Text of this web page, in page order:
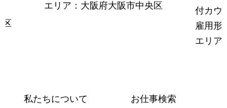
区
エリア：大阪府大阪市中央区
付カウ
雇用形
エリア
私たちについて お仕事検索